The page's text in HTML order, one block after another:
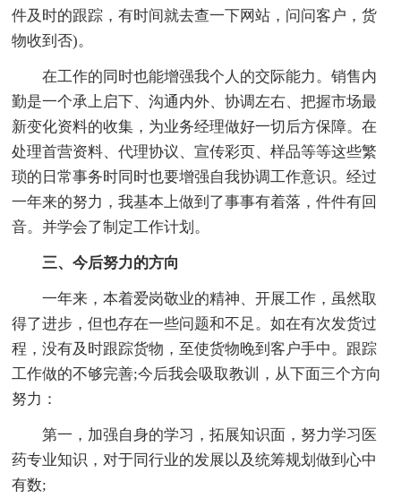
件及时的跟踪，有时间就去查一下网站，问问客户，货
物收到否)。
在工作的同时也能增强我个人的交际能力。销售内
勤是一个承上启下、沟通内外、协调左右、把握市场最
新变化资料的收集，为业务经理做好一切后方保障。在
处理首营资料、代理协议、宣传彩页、样品等等这些繁
琐的日常事务时同时也要增强自我协调工作意识。经过
一年来的努力，我基本上做到了事事有着落，件件有回
音。并学会了制定工作计划。
三、今后努力的方向
一年来，本着爱岗敬业的精神、开展工作，虽然取
得了进步，但也存在一些问题和不足。如在有次发货过
程，没有及时跟踪货物，至使货物晚到客户手中。跟踪
工作做的不够完善;今后我会吸取教训，从下面三个方向
努力：
第一，加强自身的学习，拓展知识面，努力学习医
药专业知识，对于同行业的发展以及统筹规划做到心中
有数;